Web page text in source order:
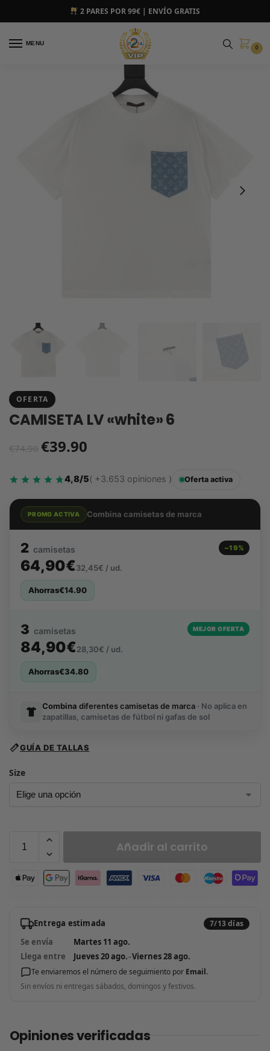
2 PARES POR 99€ | ENVÍO GRATIS
MENU
0
OFERTA
CAMISETA LV «white» 6
€74.90 €39.90
4,8/5( +3.653 opiniones ) Oferta activa
PROMO ACTIVA Combina camisetas de marca
2 camisetas −19%
64,90€32,45€ / ud.
Ahorras€14.90
3 camisetas MEJOR OFERTA
84,90€28,30€ / ud.
Ahorras€34.80
Combina diferentes camisetas de marca · No aplica en
zapatillas, camisetas de fútbol ni gafas de sol
GUÍA DE TALLAS
Size
Añadir al carrito
Entrega estimada 7/13 días
Se envía
Martes 11 ago.
Llega entre
Jueves 20 ago.–Viernes 28 ago.
Te enviaremos el número de seguimiento por Email.
Sin envíos ni entregas sábados, domingos y festivos.
Opiniones verificadas